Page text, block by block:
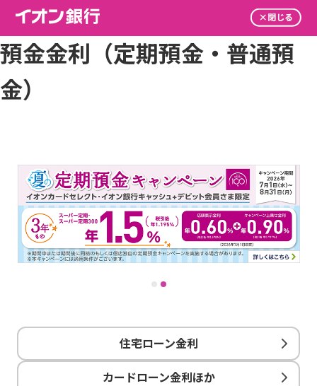
預金金利（定期預金・普通預
金）
住宅ローン金利
カードローン金利ほか